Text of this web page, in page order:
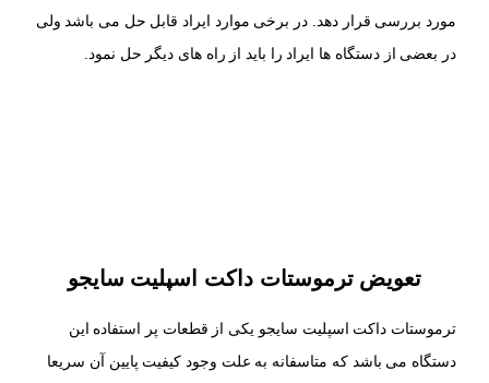
مورد بررسی قرار دهد. در برخی موارد ایراد قابل حل می باشد ولی
در بعضی از دستگاه ها ایراد را باید از راه های دیگر حل نمود.
تعویض ترموستات داکت اسپلیت سایجو
ترموستات داکت اسپلیت سایجو یکی از قطعات پر استفاده این
دستگاه می باشد که متاسفانه به علت وجود کیفیت پایین آن سریعا